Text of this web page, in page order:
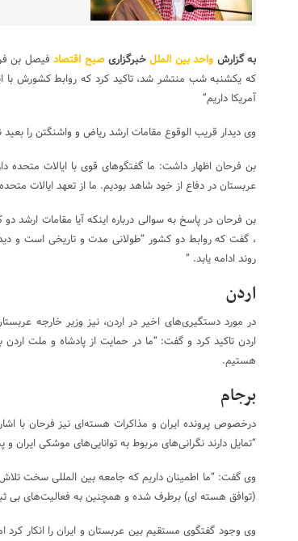
به گزارش واحد بین الملل خبرگزاریصبح اقتصاد
که یکشنبه شب منتشر شد، تاکید کرد که روابط کشورش با
آمریکا داریم”
وی دیدار قریب الوقوع مقامات ارشد ریاض و واشنگتن را
بن فرحان اظهار داشت: ما گفتگوهای قوی با ایالات متحده
عربستان در دفاع از خود شاهد بودیم. ما از تعهد ایالات
بن فرحان در پاسخ به سوالی درباره اینکه آیا مقامات ارشد
، گفت که روابط دو کشور “طولانی مدت و تاریخی است و
روند ادامه یابد. ”
اردن
در مورد دستگیری‌های اخیر در اردن، نیز وزیر خارجه
اردن تاکید کرد و گفت: “ما در حمایت از پادشاه و ملت
هستیم.
برجام
درخصوص پرونده ایران و مذاکرات هسته‌ای نیز فرحان با
“تمایل دارند نگرانی‌های مربوط به توانایی‌های موشکی
وی گفت: “ما اطمینان داریم که جامعه بین المللی سخت
(توافق هسته ای) برطرف شده و همچنین به فعالیت‌های بی
وی وجود گفتگوی مستقیم بین عربستان و ایران را انکار کرد